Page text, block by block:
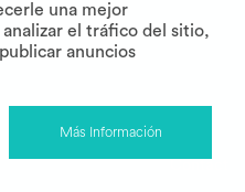
una mejor
el tráfico del sitio,
anuncios
Más Información